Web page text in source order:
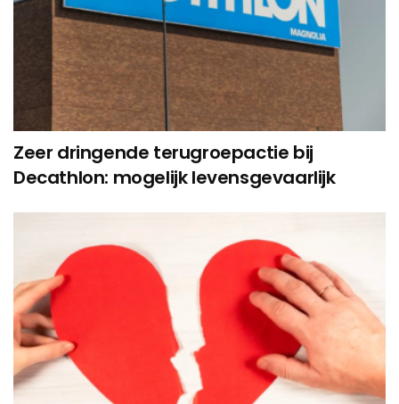
Zeer dringende terugroepactie bij
Decathlon: mogelijk levensgevaarlijk